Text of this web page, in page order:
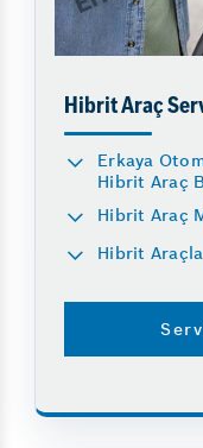
Hibrit Araç
Erkaya
Hibrit Araç
Hibrit Araç
Hibrit